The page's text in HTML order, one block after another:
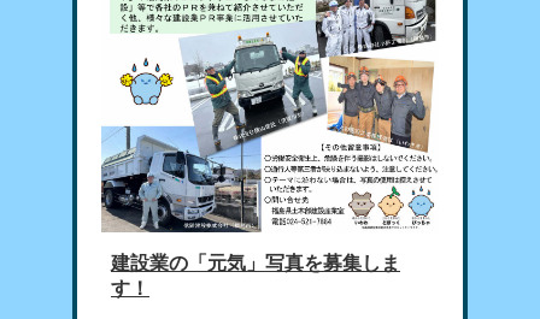
建設業の「元気」写真を募集しま
す！